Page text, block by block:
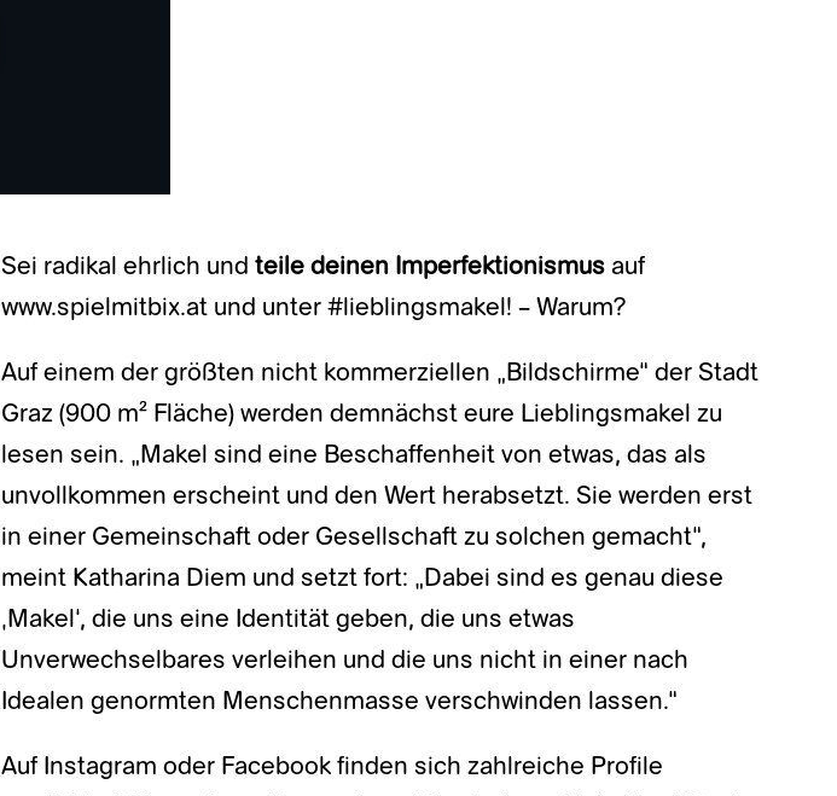
Sei radikal ehrlich und teile deinen Imperfektionismus auf
www.spielmitbix.at und unter #lieblingsmakel! – Warum?
Auf einem der größten nicht kommerziellen „Bildschirme“ der Stadt
Graz (900 m² Fläche) werden demnächst eure Lieblingsmakel zu
lesen sein. „Makel sind eine Beschaffenheit von etwas, das als
unvollkommen erscheint und den Wert herabsetzt. Sie werden erst
in einer Gemeinschaft oder Gesellschaft zu solchen gemacht“,
meint Katharina Diem und setzt fort: „Dabei sind es genau diese
‚Makel‘, die uns eine Identität geben, die uns etwas
Unverwechselbares verleihen und die uns nicht in einer nach
Idealen genormten Menschenmasse verschwinden lassen.“
Auf Instagram oder Facebook finden sich zahlreiche Profile